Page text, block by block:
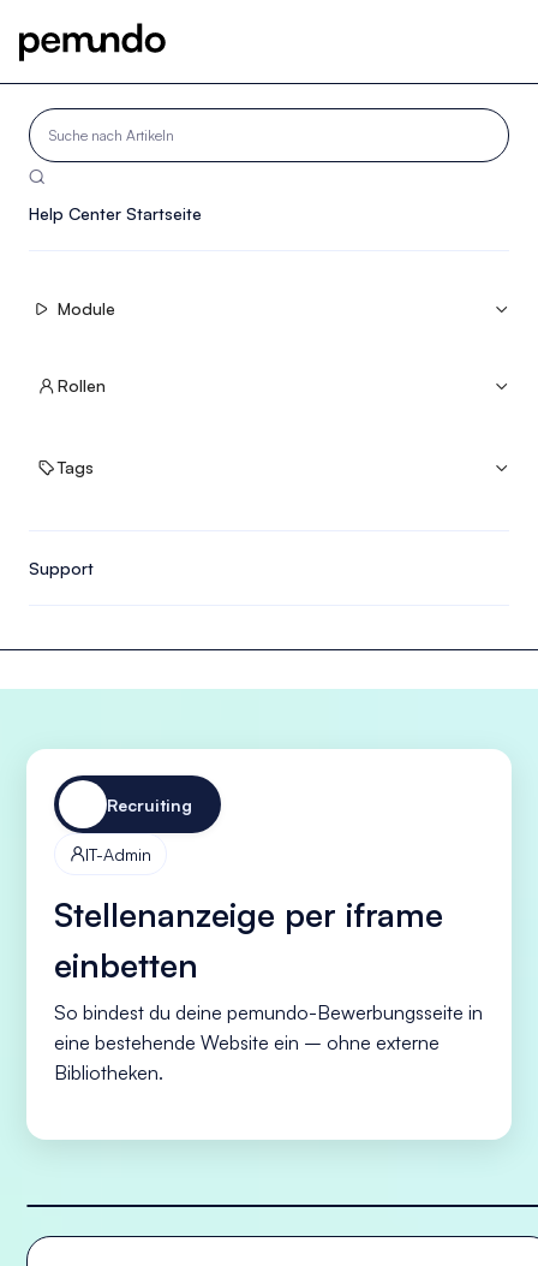

Help Center Startseite
 Module 
 Rollen 
 Tags 
Support
Recruiting
IT-Admin
Stellenanzeige per iframe
einbetten
So bindest du deine pemundo-Bewerbungsseite in
eine bestehende Website ein – ohne externe
Bibliotheken.